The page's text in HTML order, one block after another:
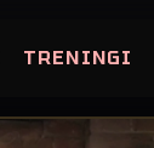
TRENINGI